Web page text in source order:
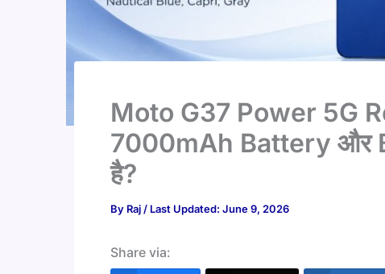
Moto G37 Power 5G
7000mAh Battery और
है?
By Raj / Last Updated: June 9, 2026
Share via: